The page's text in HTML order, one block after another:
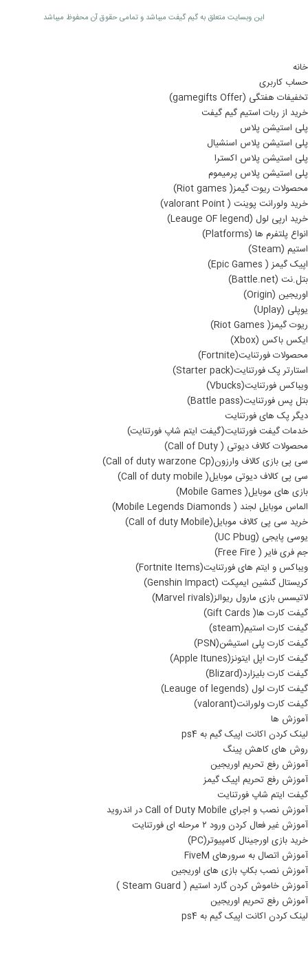
اين وبسايت متعلق به گیم گیفت ميباشد و تمامی حقوق آن محفوظ ميباشد
خانه
حساب کاربری
تخفیفات هفتگی (gamegifts Offer)
خرید از ربات استیم گیم گیفت
پلی استیشن پلاس
پلی استیشن پلاس اسنشیال
پلی استیشن پلاس اکسترا
پلی استیشن پلاس پرمیموم
محصولات ریوت گیمز( Riot games)
خرید ولورانت پوینت ( valorant Point)
خرید ارپی لول (Leauge OF legend)
انواع پلتفرم ها (Platforms)
استیم (Steam)
اپیک گیمز ( Epic Games)
بتل.نت (Battle.net)
اوریجین (Origin)
یوپلی (Uplay)
ریوت گیمز( Riot Games)
ایکس باکس (Xbox)
محصولات فورتنایت(Fortnite)
استارتر پک فورتنایت(Starter pack)
ویباکس فورتنایت(Vbucks)
بتل پس فورتنایت(Battle pass)
دیگر پک های فورتنایت
خدمات گیفت فورتنایت(گیفت ایتم شاپ فورتنایت)
محصولات کالاف دیوتی ( Call of Duty)
سی پی بازی کالاف وارزون(Call of duty warzone Cp)
سی پی کالاف دیوتی موبایل( Call of duty mobile)
بازی های موبایل( Mobile Games)
الماس موبایل لجند ( Mobile Legends Diamonds)
خرید سی پی کالاف موبایل(Call of duty Mobile)
یوسی پایجی (UC Pbug)
جم فری فایر ( Free Fire)
ویباکس و ایتم های فورتنایت(Fortnite Items)
کریستال گنشین ایمپکت (Genshin Impact)
لاتیسس بازی مارول ریوالز(Marvel rivals)
گیفت کارت ها( Gift Cards)
گیفت کارت استیم(steam)
گیفت کارت پلی استیشن(PSN)
گیفت کارت اپل ایتونز(Apple Itunes)
گیفت کارت بلیزارد(Blizard)
گیفت کارت لول (Leauge of legends)
گیفت کارت ولورانت(valorant)
آموزش ها
لینک کردن اکانت اپیک گیم به ps4
روش های کاهش پینگ
آموزش رفع تحریم اوریجین
آموزش رفع تحریم اپیک گیمز
گیفت ایتم شاپ فورتنایت
آموزش نصب و اجرای Call of Duty Mobile در اندروید
آموزش غیر فعال کردن ورود ۲ مرحله ای فورتنایت
خرید بازی اورجینال کامپیوتر(PC)
آموزش اتصال به سرورهای FiveM
آموزش نصب بکاپ بازی های اوریجین
آموزش خاموش کردن گارد استیم ( Steam Guard )
آموزش رفع تحریم اوریجین
لینک کردن اکانت اپیک گیم به ps4